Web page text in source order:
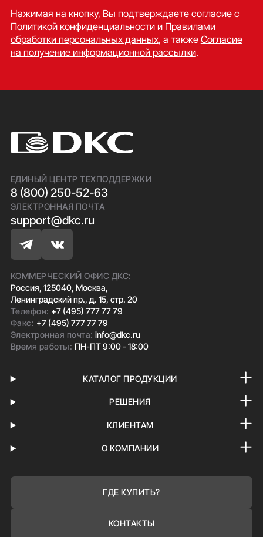
Нажимая на кнопку, Вы подтверждаете согласие c
Политикой конфиденциальностии Правилами
обработки персональных данных, а также Согласие
на получение информационной рассылки.
ЕДИНЫЙ ЦЕНТР ТЕХПОДДЕРЖКИ
8 (800) 250-52-63
ЭЛЕКТРОННАЯ ПОЧТА
support@dkc.ru
КОММЕРЧЕСКИЙ ОФИС ДКС:
Россия, 125040, Москва,
Ленинградский пр., д. 15, стр. 20
Телефон: +7 (495) 777 77 79
Факс: +7 (495) 777 77 79
Электронная почта:info@dkc.ru
Время работы: ПН-ПТ 9:00 - 18:00
КАТАЛОГ ПРОДУКЦИИ
РЕШЕНИЯ
КЛИЕНТАМ
О КОМПАНИИ
ГДЕ КУПИТЬ?
КОНТАКТЫ